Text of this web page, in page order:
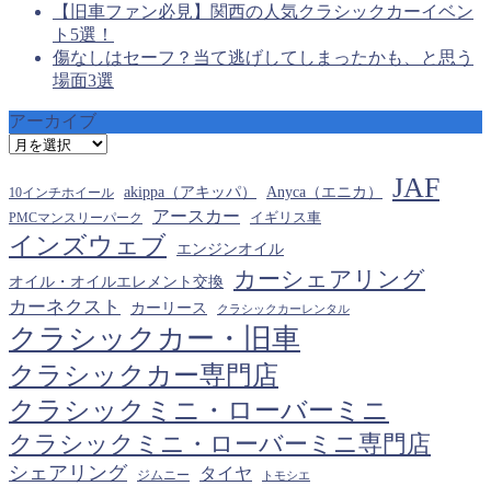
【旧車ファン必見】関西の人気クラシックカーイベン
ト5選！
傷なしはセーフ？当て逃げしてしまったかも、と思う
場面3選
アーカイブ
ア
カ
イ
ブ
10インチホイール akippa（アキッパ） Anyca（エニカ） JAF
PMCマンスリーパーク アースカー イギリス車
インズウェブ エンジンオイル
オイル・オイルエレメント交換 カーシェアリング
カーネクスト カーリース クラシックカーレンタル
クラシックカー・旧車
クラシックカー専門店
クラシックミニ・ローバーミニ
クラシックミニ・ローバーミニ専門店
シェアリング ジムニー タイヤ トモシエ